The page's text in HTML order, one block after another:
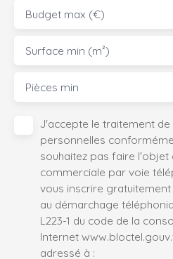
Budget max (€)
Surface min (m²)
Pièces min
J'accepte le traitement
personnelles
souhaitez pas faire
commerciale par voie
vous inscrire
au démarchage
L223-1 du code de la
Internet
adressé à :